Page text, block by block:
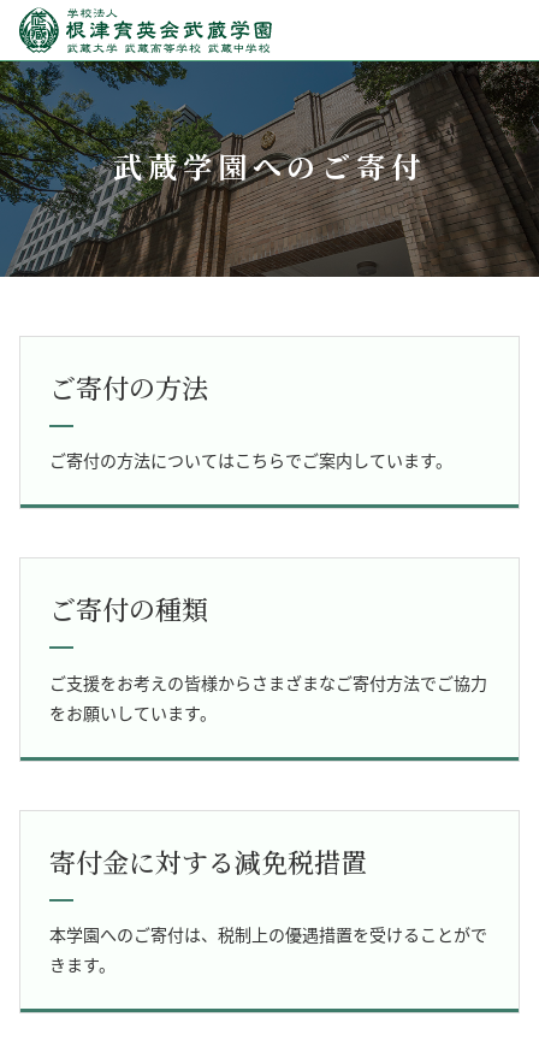
武蔵学園へのご寄付
ご寄付の方法
ご寄付の方法についてはこちらでご案内しています。
ご寄付の種類
ご支援をお考えの皆様からさまざまなご寄付方法でご協力
をお願いしています。
寄付金に対する減免税措置
本学園へのご寄付は、税制上の優遇措置を受けることがで
きます。